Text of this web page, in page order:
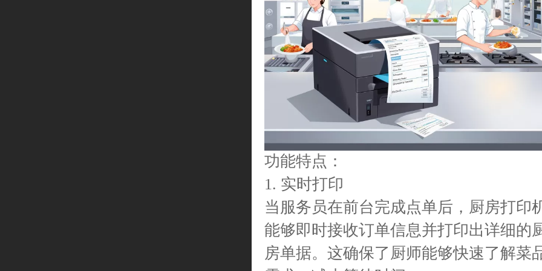
功能特点：
1. 实时打印
当服务员在前台完成点单后，厨房打印
能够即时接收订单信息并打印出详细的
房单据。这确保了厨师能够快速了解菜